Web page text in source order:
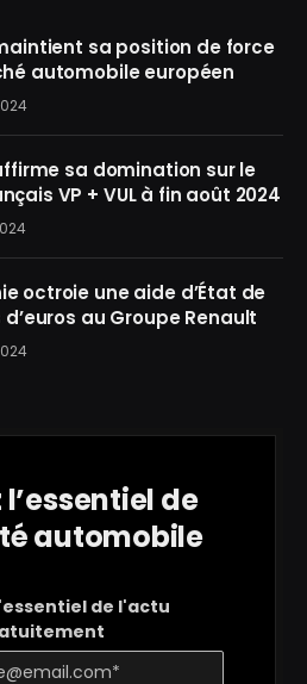
sa position de force
automobile européen
sa domination sur le
VP + VUL à fin août 2024
octroie une aide d’État de
d’euros au Groupe Renault
l’essentiel de
automobile
de l'actu